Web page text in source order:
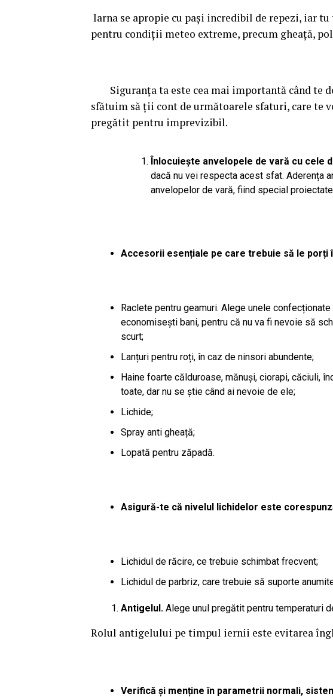
Iarna se apropie cu pași incredibil de repezi, iar
pentru condiții meteo extreme, precum gheață,
Siguranța ta este cea mai importantă când te
sfătuim să ții cont de următoarele sfaturi, care te
pregătit pentru imprevizibil.
Înlocuiește anvelopele de vară cu cele
dacă nu vei respecta acest sfat. Aderența
anvelopelor de vară, fiind special
Accesorii esențiale pe care trebuie să le porți
Raclete pentru geamuri. Alege unele
economisești bani, pentru că nu va fi nevoie să
scurt;
Lanțuri pentru roți, în caz de ninsori abundente;
Haine foarte călduroase, mănuși, ciorapi, căciuli,
toate, dar nu se știe când ai nevoie de ele;
Lichide;
Spray anti gheață;
Lopată pentru zăpadă.
Asigură-te că nivelul lichidelor este
Lichidul de răcire, ce trebuie schimbat frecvent;
Lichidul de parbriz, care trebuie să suporte
Antigelul. Alege unul pregătit pentru temperaturi
Rolul antigelului pe timpul iernii este evitarea
Verifică și menține în parametrii normali,